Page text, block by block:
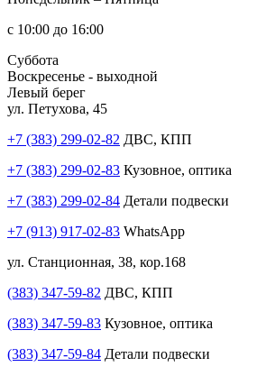
с 10:00 до 16:00
Суббота
Воскресенье - выходной
Левый берег
ул. Петухова, 45
+7 (383) 299-02-82 ДВС, КПП
+7 (383) 299-02-83 Кузовное, оптика
+7 (383) 299-02-84 Детали подвески
+7 (913) 917-02-83 WhatsApp
ул. Станционная, 38, кор.168
(383) 347-59-82 ДВС, КПП
(383) 347-59-83 Кузовное, оптика
(383) 347-59-84 Детали подвески